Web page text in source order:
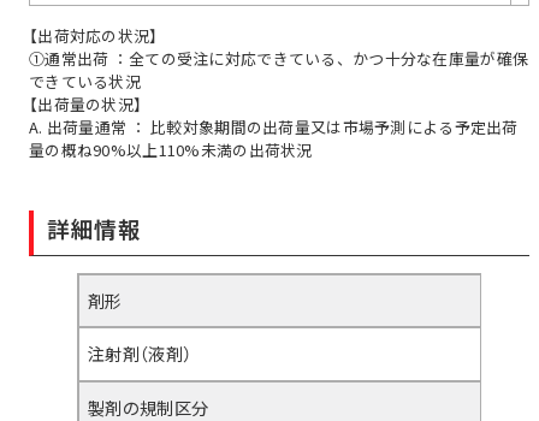
【出荷対応の状況】
①通常出荷 ：全ての受注に対応できている、かつ十分な在庫量が確保
できている状況
【出荷量の状況】
A. 出荷量通常 ： 比較対象期間の出荷量又は市場予測による予定出荷
量の概ね90%以上110%未満の出荷状況
詳細情報
剤形
注射剤（液剤）
製剤の規制区分